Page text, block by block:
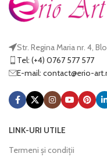
Str. Regina Maria nr. 4,
Tel: (+4) 0767 577 577
E-mail:
or.tra-
@tcatnoc
LINK-URI UTILE
Termeni și condiții